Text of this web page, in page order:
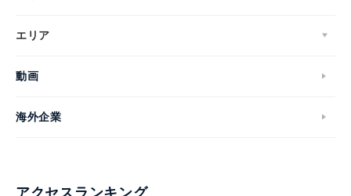
エリア
動画
海外企業
アクセスランキング